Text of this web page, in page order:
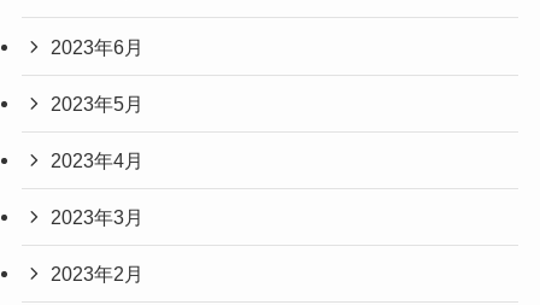
2023年6月
2023年5月
2023年4月
2023年3月
2023年2月